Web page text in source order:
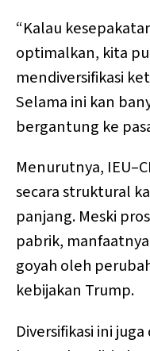
“Kalau
optimalkan, kita
mendiversifikasi
Selama ini kan
bergantung ke
Menurutnya,
secara struktural
panjang. Meski
pabrik,
goyah oleh
kebijakan Trump.
Diversifikasi ini